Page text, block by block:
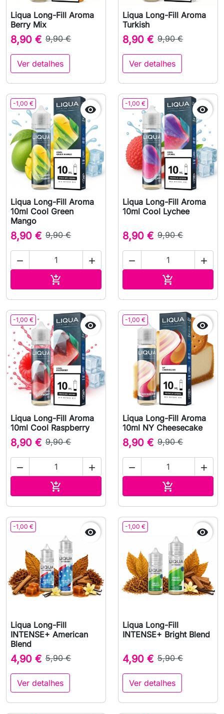
Liqua Long-Fill Aroma
Berry Mix
8,90 € 9,90 €
Ver detalhes
Liqua Long-Fill Aroma
Turkish
8,90 € 9,90 €
Ver detalhes
-1,00 € 
Liqua Long-Fill Aroma
10ml Cool Green
Mango
8,90 € 9,90 €
 

-1,00 € 
Liqua Long-Fill Aroma
10ml Cool Lychee
8,90 € 9,90 €
 

-1,00 € 
Liqua Long-Fill Aroma
10ml Cool Raspberry
8,90 € 9,90 €
 

-1,00 € 
Liqua Long-Fill Aroma
10ml NY Cheesecake
8,90 € 9,90 €
 

-1,00 € 
Liqua Long-Fill
INTENSE+ American
Blend
4,90 € 5,90 €
Ver detalhes
-1,00 € 
Liqua Long-Fill
INTENSE+ Bright Blend
4,90 € 5,90 €
Ver detalhes